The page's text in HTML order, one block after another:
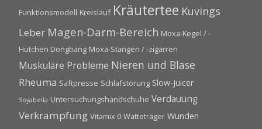
Funktionsmodell Kreislauf Kräutertee Kuvings
Leber Magen-Darm-Bereich Moxa-Kegel / -
Hütchen Dongbang Moxa-Stangen / -zigarren
Muskuläre Probleme Nieren und Blase
Rheuma Saftpresse Schlafstörung Slow-Juicer
Soyabella Untersuchungshandschuhe Verdauung
Verkrampfung Vitamix 0 Watteträger Wunden